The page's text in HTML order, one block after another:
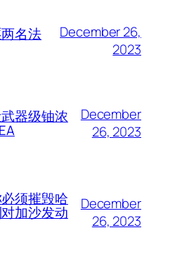
名法
December 26,
2023
器级铀浓
December
26, 2023
须摧毁哈
加沙发动
December
26, 2023